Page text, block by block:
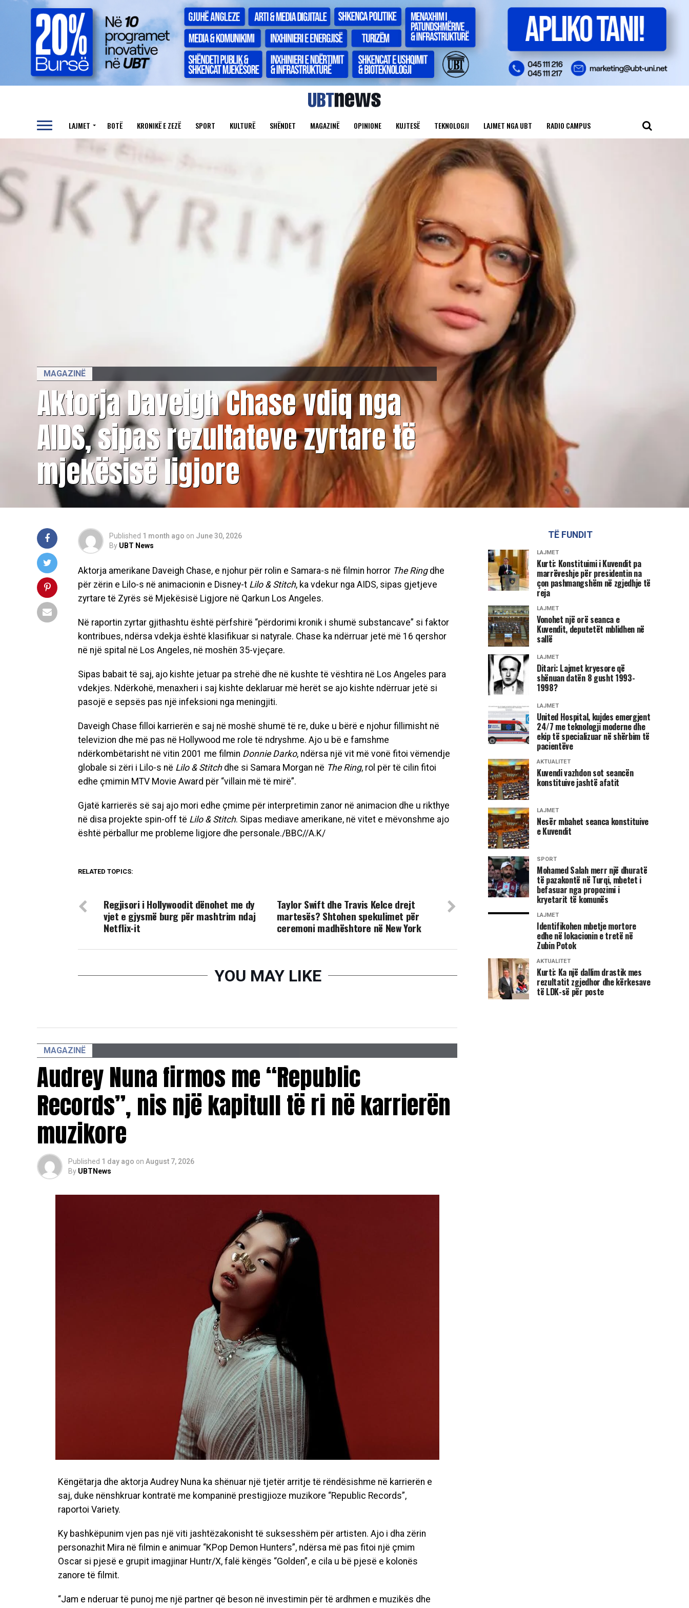
LAJMET BOTË KRONIKË E ZEZË SPORT KULTURË SHËNDET MAGAZINË OPINIONE KUJTESË TEKNOLOGJI LAJMET NGA UBT RADIO CAMPUS
MAGAZINË
Aktorja Daveigh Chase vdiq nga
AIDS, sipas rezultateve zyrtare të
mjekësisë ligjore
Published 1 month ago on June 30, 2026
By UBT News
Aktorja amerikane Daveigh Chase, e njohur për rolin e Samara-s në filmin horror The Ringdhe
për zërin e Lilo-s në animacionin e Disney-t Lilo & Stitch, ka vdekur nga AIDS, sipas gjetjeve
zyrtare të Zyrës së Mjekësisë Ligjore në Qarkun Los Angeles.
Në raportin zyrtar gjithashtu është përfshirë “përdorimi kronik i shumë substancave” si faktor
kontribues, ndërsa vdekja është klasifikuar si natyrale. Chase ka ndërruar jetë më 16 qershor
në një spital në Los Angeles, në moshën 35-vjeçare.
Sipas babait të saj, ajo kishte jetuar pa strehë dhe në kushte të vështira në Los Angeles para
vdekjes. Ndërkohë, menaxheri i saj kishte deklaruar më herët se ajo kishte ndërruar jetë si
pasojë e sepsës pas një infeksioni nga meningjiti.
Daveigh Chase filloi karrierën e saj në moshë shumë të re, duke u bërë e njohur fillimisht në
televizion dhe më pas në Hollywood me role të ndryshme. Ajo u bë e famshme
ndërkombëtarisht në vitin 2001 me filmin Donnie Darko, ndërsa një vit më vonë fitoi vëmendje
globale si zëri i Lilo-s në Lilo & Stitchdhe si Samara Morgan në The Ring, rol për të cilin fitoi
edhe çmimin MTV Movie Award për “villain më të mirë”.
Gjatë karrierës së saj ajo mori edhe çmime për interpretimin zanor në animacion dhe u rikthye
në disa projekte spin-off të Lilo & Stitch. Sipas mediave amerikane, në vitet e mëvonshme ajo
është përballur me probleme ligjore dhe personale./BBC//A.K/
RELATED TOPICS:
Taylor Swift dhe Travis Kelce drejt
martesës? Shtohen spekulimet për
ceremoni madhështore në New York
Regjisori i Hollywoodit dënohet me dy
vjet e gjysmë burg për mashtrim ndaj
Netflix-it
YOU MAY LIKE
MAGAZINË
Audrey Nuna firmos me “Republic
Records”, nis një kapitull të ri në karrierën
muzikore
Published 1 day ago on August 7, 2026
By UBTNews
Këngëtarja dhe aktorja Audrey Nuna ka shënuar një tjetër arritje të rëndësishme në karrierën e
saj, duke nënshkruar kontratë me kompaninë prestigjioze muzikore “Republic Records”,
raportoi Variety.
Ky bashkëpunim vjen pas një viti jashtëzakonisht të suksesshëm për artisten. Ajo i dha zërin
personazhit Mira në filmin e animuar “KPop Demon Hunters”, ndërsa më pas fitoi një çmim
Oscar si pjesë e grupit imagjinar Huntr/X, falë këngës “Golden”, e cila u bë pjesë e kolonës
zanore të filmit.
“Jam e nderuar të punoj me një partner që beson në investimin për të ardhmen e muzikës dhe
TË FUNDIT
LAJMET
Kurti: Konstituimi i Kuvendit pa
marrëveshje për presidentin na
çon pashmangshëm në zgjedhje të
reja
LAJMET
Vonohet një orë seanca e
Kuvendit, deputetët mblidhen në
sallë
LAJMET
Ditari: Lajmet kryesore që
shënuan datën 8 gusht 1993-
1998?
LAJMET
United Hospital, kujdes emergjent
24/7 me teknologji moderne dhe
ekip të specializuar në shërbim të
pacientëve
AKTUALITET
Kuvendi vazhdon sot seancën
konstituive jashtë afatit
LAJMET
Nesër mbahet seanca konstituive
e Kuvendit
SPORT
Mohamed Salah merr një dhuratë
të pazakontë në Turqi, mbetet i
befasuar nga propozimi i
kryetarit të komunës
LAJMET
Identifikohen mbetje mortore
edhe në lokacionin e tretë në
Zubin Potok
AKTUALITET
Kurti: Ka një dallim drastik mes
rezultatit zgjedhor dhe kërkesave
të LDK-së për poste